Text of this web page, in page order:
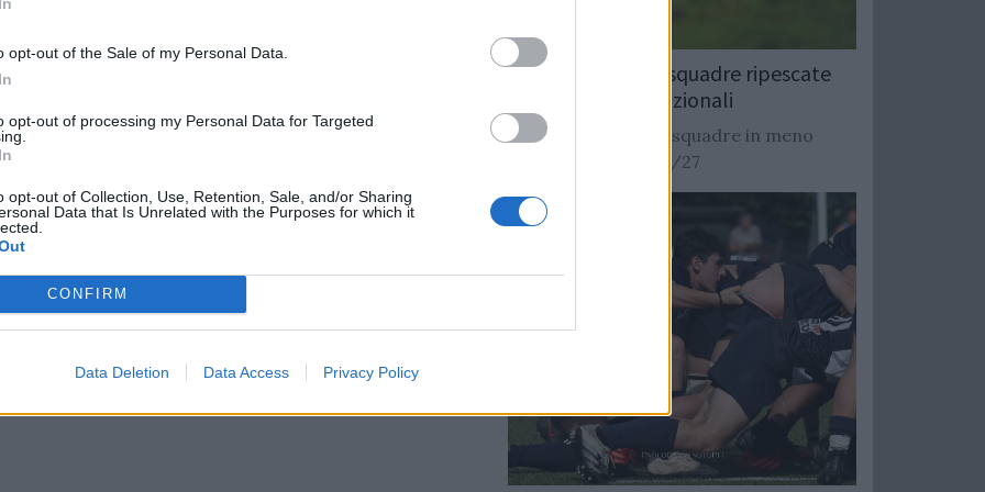
opt-out of the Sale of my Personal Data.
opt-out of processing my Personal Data for Targeted
opt-out of Collection, Use, Retention, Sale, and/or Sharing
Data that Is Unrelated with the Purposes for which it
CONFIRM
Data Deletion Data Access Privacy Policy
Rugby: Record di squadre ripescate
nei campionati nazionali
Si stimano oltre 20 squadre in meno
dalla stagione 2026/27